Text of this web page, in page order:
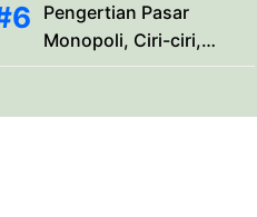
Pengertian Pasar
Monopoli, Ciri-ciri,
Jenis, Dampak &